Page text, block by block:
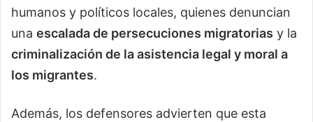
humanos y políticos locales, quienes denuncian
una escalada de persecuciones migratorias y la
criminalización de la asistencia legal y moral a
los migrantes.
Además, los defensores advierten que esta